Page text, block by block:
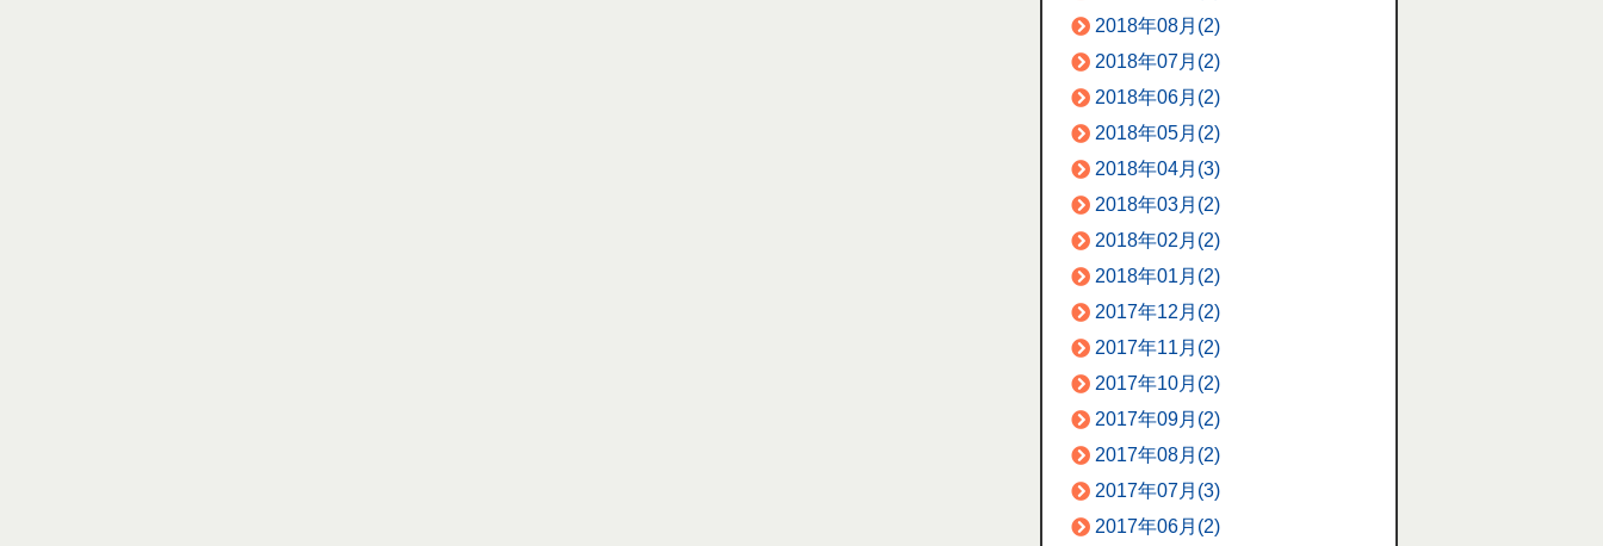
2018年08月(2)
2018年07月(2)
2018年06月(2)
2018年05月(2)
2018年04月(3)
2018年03月(2)
2018年02月(2)
2018年01月(2)
2017年12月(2)
2017年11月(2)
2017年10月(2)
2017年09月(2)
2017年08月(2)
2017年07月(3)
2017年06月(2)